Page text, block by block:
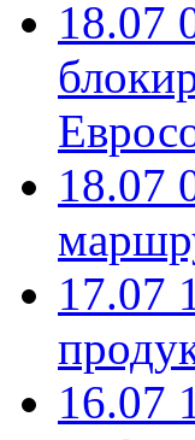
18.07
18.07
17.07
16.07